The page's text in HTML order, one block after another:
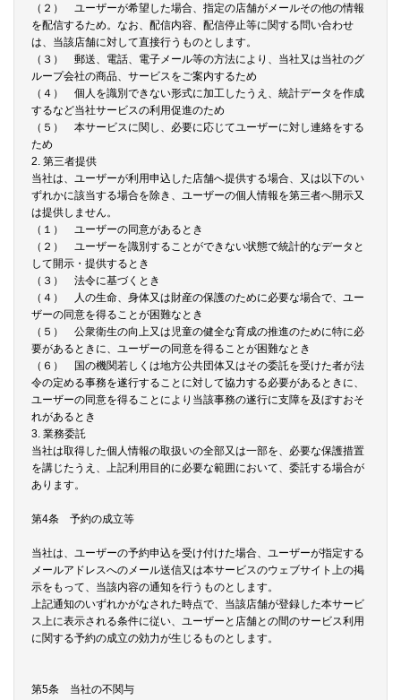
（２） ユーザーが希望した場合、指定の店舗がメールその他の情報
を配信するため。なお、配信内容、配信停止等に関する問い合わせ
は、当該店舗に対して直接行うものとします。
（３） 郵送、電話、電子メール等の方法により、当社又は当社のグ
ループ会社の商品、サービスをご案内するため
（４） 個人を識別できない形式に加工したうえ、統計データを作成
するなど当社サービスの利用促進のため
（５） 本サービスに関し、必要に応じてユーザーに対し連絡をする
ため
2. 第三者提供
当社は、ユーザーが利用申込した店舗へ提供する場合、又は以下のい
ずれかに該当する場合を除き、ユーザーの個人情報を第三者へ開示又
は提供しません。
（１） ユーザーの同意があるとき
（２） ユーザーを識別することができない状態で統計的なデータと
して開示・提供するとき
（３） 法令に基づくとき
（４） 人の生命、身体又は財産の保護のために必要な場合で、ユー
ザーの同意を得ることが困難なとき
（５） 公衆衛生の向上又は児童の健全な育成の推進のために特に必
要があるときに、ユーザーの同意を得ることが困難なとき
（６） 国の機関若しくは地方公共団体又はその委託を受けた者が法
令の定める事務を遂行することに対して協力する必要があるときに、
ユーザーの同意を得ることにより当該事務の遂行に支障を及ぼすおそ
れがあるとき
3. 業務委託
当社は取得した個人情報の取扱いの全部又は一部を、必要な保護措置
を講じたうえ、上記利用目的に必要な範囲において、委託する場合が
あります。
第4条 予約の成立等
当社は、ユーザーの予約申込を受け付けた場合、ユーザーが指定する
メールアドレスへのメール送信又は本サービスのウェブサイト上の掲
示をもって、当該内容の通知を行うものとします。
上記通知のいずれかがなされた時点で、当該店舗が登録した本サービ
ス上に表示される条件に従い、ユーザーと店舗との間のサービス利用
に関する予約の成立の効力が生じるものとします。
第5条 当社の不関与